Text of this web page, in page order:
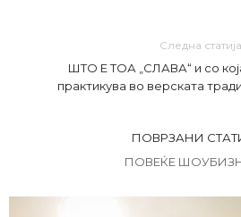
Следна статија
ШТО Е ТОА „СЛАВА“ и со
практикува во верската
ПОВРЗАНИ
ПОВЕЌЕ